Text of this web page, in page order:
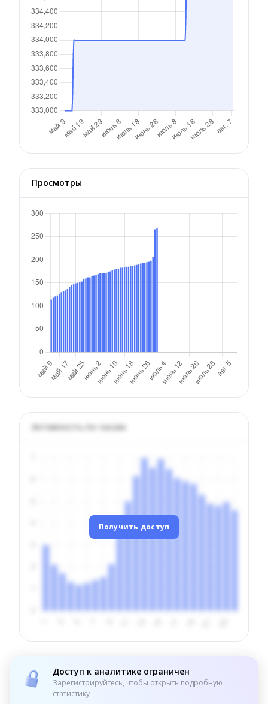
Просмотры
Активность по часам
Получить доступ
Доступ к аналитике ограничен
Зарегистрируйтесь, чтобы открыть подробную
статистику